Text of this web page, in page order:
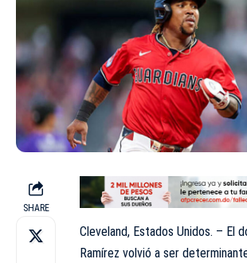
SHARE
Cleveland, Estados Unidos. – El
Ramírez volvió a ser